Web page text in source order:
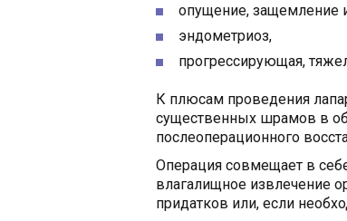
опущение, защемление
эндометриоз,
прогрессирующая,
К плюсам проведения
существенных шрамов в
послеоперационного
Операция совмещает в
влагалищное извлечение
придатков или, если